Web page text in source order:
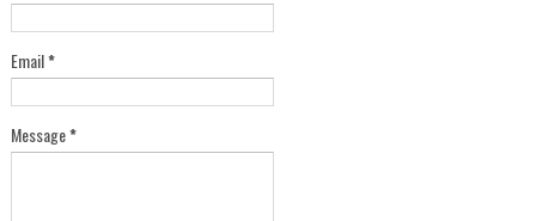
Email*
Message*